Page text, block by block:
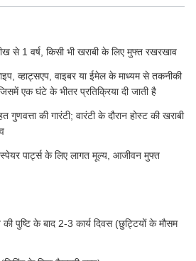
से 1 वर्ष, किसी भी खराबी के लिए मुफ्त रखरखाव
व्हाट्सएप, वाइबर या ईमेल के माध्यम से तकनीकी
एक घंटे के भीतर प्रतिक्रिया दी जाती है
गुणवत्ता की गारंटी; वारंटी के दौरान होस्ट की खराबी
पार्ट्स के लिए लागत मूल्य, आजीवन मुफ्त
की पुष्टि के बाद 2-3 कार्य दिवस (छुट्टियों के मौसम